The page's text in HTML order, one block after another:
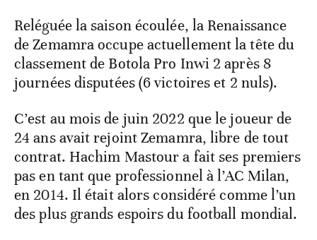
Reléguée la saison écoulée, la Renaissance
de Zemamra occupe actuellement la tête du
classement de Botola Pro Inwi 2 après 8
journées disputées (6 victoires et 2 nuls).
C’est au mois de juin 2022 que le joueur de
24 ans avait rejoint Zemamra, libre de tout
contrat. Hachim Mastour a fait ses premiers
pas en tant que professionnel à l’AC Milan,
en 2014. Il était alors considéré comme l’un
des plus grands espoirs du football mondial.